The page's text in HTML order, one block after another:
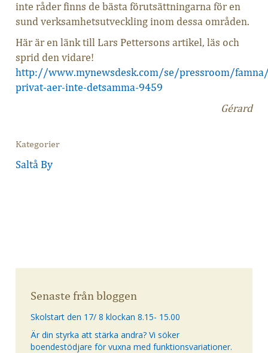
inte råder finns de bästa förutsättningarna för en
sund verksamhetsutveckling inom dessa områden.
Här är en länk till Lars Pettersons artikel, läs och
sprid den vidare!
http://www.mynewsdesk.com/se/pressroom/
privat-aer-inte-detsamma-9459
Gérard
Kategorier
Saltå By
Senaste från bloggen
Skolstart den 17/ 8 klockan 8.15- 15.00
Är din styrka att stärka andra? Vi söker
boendestödjare för vuxna med funktionsvariationer.